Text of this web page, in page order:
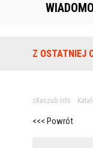
Z OSTATNIEJ
Na
zKaszub.info>
<<< Powrót